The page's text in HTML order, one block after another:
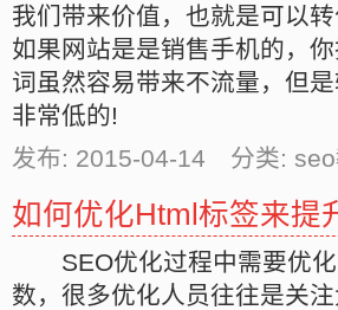
我们带来价值，也就是可以转
如果网站是是销售手机的，
词虽然容易带来不流量，但
非常低的!
发布: 2015-04-14 分类:
如何优化Html标签来提
SEO优化过程中需要优化
数，很多优化人员往往是关